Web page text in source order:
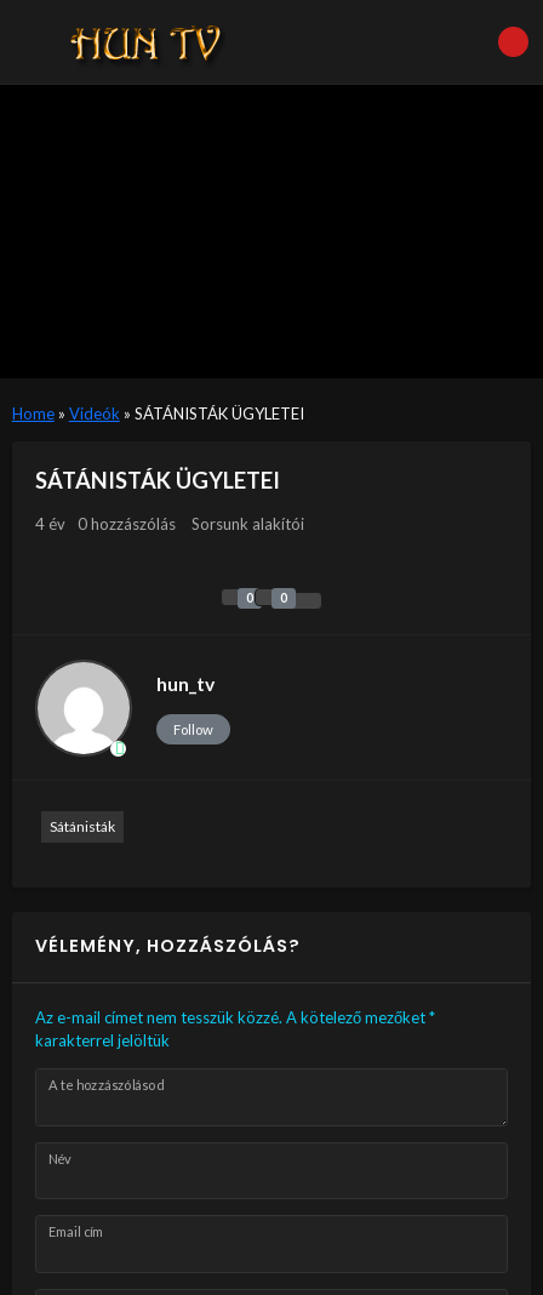
Home» Videók » SÁTÁNISTÁK ÜGYLETEI
SÁTÁNISTÁK ÜGYLETEI
4 év 0 hozzászólás Sorsunk alakítói
0 0
hun_tv
Follow
Sátánisták
VÉLEMÉNY, HOZZÁSZÓLÁS?
Az e-mail címet nem tesszük közzé. A kötelező mezőket*
karakterrel jelöltük
A te hozzászólásod
Név
Email cím